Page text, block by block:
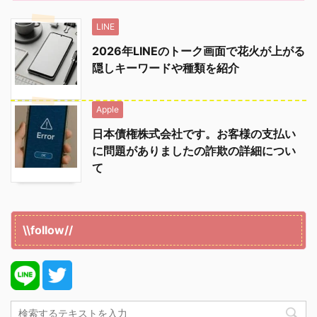
LINE
2026年LINEのトーク画面で花火が上がる
隠しキーワードや種類を紹介
Apple
日本債権株式会社です。お客様の支払い
に問題がありましたの詐欺の詳細につい
て
\\follow//